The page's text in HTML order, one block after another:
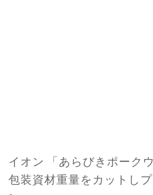
イオン 「あらびきポーク
包装資材重量をカットし